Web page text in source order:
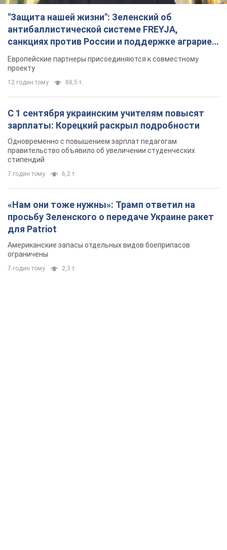
"Защита нашей жизни": Зеленский об
антибаллистической системе FREYJA,
санкциях против России и поддержке аграриев.
Видео
Европейские партнеры присоединяются к совместному
проекту
12 годин тому 88,5 т.
С 1 сентября украинским учителям повысят
зарплаты: Корецкий раскрыл подробности
Одновременно с повышением зарплат педагогам
правительство объявило об увеличении студенческих
стипендий
7 годин тому 6,2 т.
«Нам они тоже нужны»: Трамп ответил на
просьбу Зеленского о передаче Украине ракет
для Patriot
Американские запасы отдельных видов боеприпасов
ограничены
7 годин тому 2,3 т.